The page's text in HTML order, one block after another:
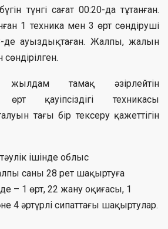
түнгі сағат 00:20-да тұтанған.
1 техника мен 3 өрт сөндіруші
де ауыздықтаған. Жалпы, жалын
тамақ әзірлейтін
өрт қауіпсіздігі техникасы
тағы бір тексеру қажеттігін
ішінде облыс
саны 28 рет шақыртуға
– 1 өрт, 22 жану оқиғасы, 1
4 әртүрлі сипаттағы шақыртулар.